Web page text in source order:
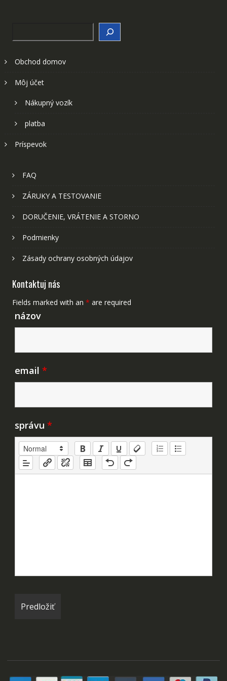
Obchod domov
Môj účet
Nákupný vozík
platba
Príspevok
FAQ
ZÁRUKY A TESTOVANIE
DORUČENIE, VRÁTENIE A STORNO
Podmienky
Zásady ochrany osobných údajov
Kontaktuj nás
Fields marked with an * are required
názov
email *
správu *